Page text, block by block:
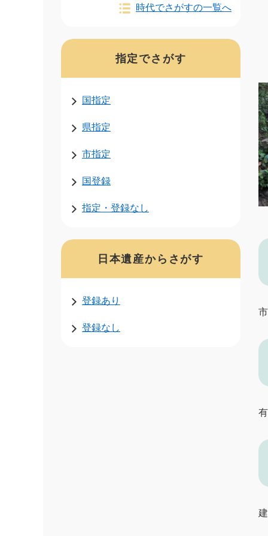
時代でさがすの一覧へ
指定でさがす
国指定
県指定
市指定
国登録
指定・登録なし
日本遺産からさがす
登録あり
登録なし